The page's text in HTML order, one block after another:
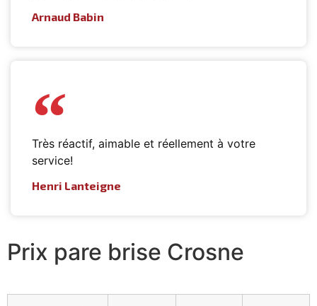
Arnaud Babin
Très réactif, aimable et réellement à votre
service!
Henri Lanteigne
Prix pare brise Crosne